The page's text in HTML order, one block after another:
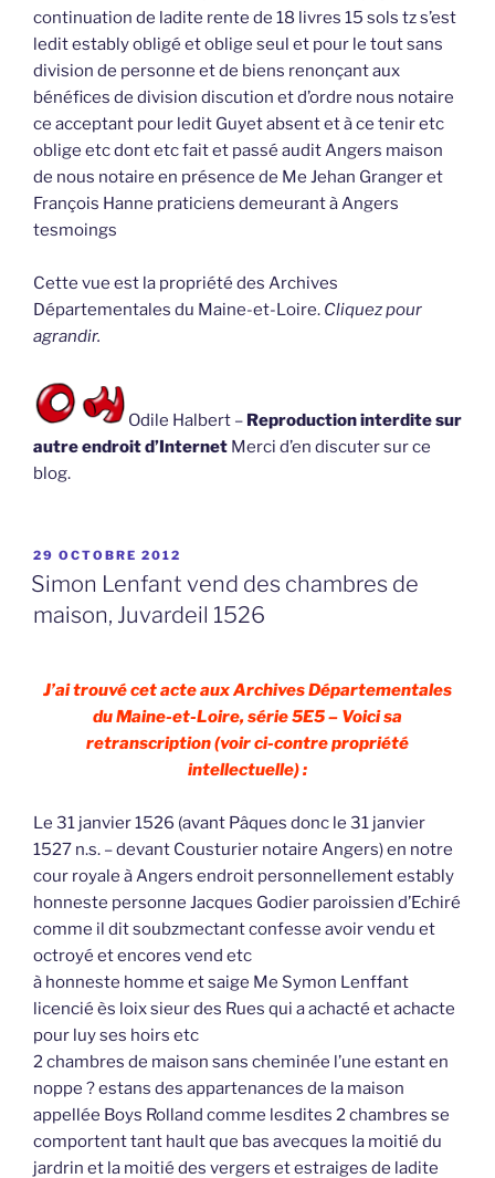
continuation de ladite rente de 18 livres 15 sols tz s’est
ledit estably obligé et oblige seul et pour le tout sans
division de personne et de biens renonçant aux
bénéfices de division discution et d’ordre nous notaire
ce acceptant pour ledit Guyet absent et à ce tenir etc
oblige etc dont etc fait et passé audit Angers maison
de nous notaire en présence de Me Jehan Granger et
François Hanne praticiens demeurant à Angers
tesmoings
Cette vue est la propriété des Archives
Départementales du Maine-et-Loire. Cliquez pour
agrandir.
Odile Halbert – Reproduction interdite sur
autre endroit d’Internet Merci d’en discuter sur ce
blog.
PUBLIÉ
LE
29 OCTOBRE 2012
Simon Lenfant vend des chambres de
maison, Juvardeil 1526
J’ai trouvé cet acte aux Archives Départementales
du Maine-et-Loire, série 5E5 – Voici sa
retranscription (voir ci-contre propriété
intellectuelle) :
Le 31 janvier 1526 (avant Pâques donc le 31 janvier
1527 n.s. – devant Cousturier notaire Angers) en notre
cour royale à Angers endroit personnellement estably
honneste personne Jacques Godier paroissien d’Echiré
comme il dit soubzmectant confesse avoir vendu et
octroyé et encores vend etc
à honneste homme et saige Me Symon Lenffant
licencié ès loix sieur des Rues qui a achacté et achacte
pour luy ses hoirs etc
2 chambres de maison sans cheminée l’une estant en
noppe ? estans des appartenances de la maison
appellée Boys Rolland comme lesdites 2 chambres se
comportent tant hault que bas avecques la moitié du
jardrin et la moitié des vergers et estraiges de ladite